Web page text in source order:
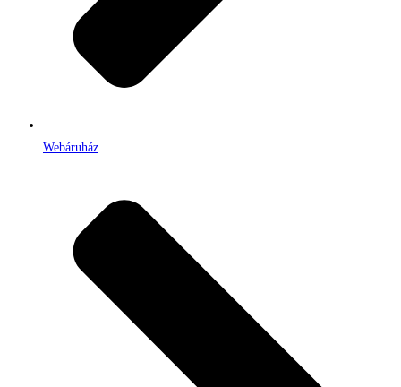
Webáruház